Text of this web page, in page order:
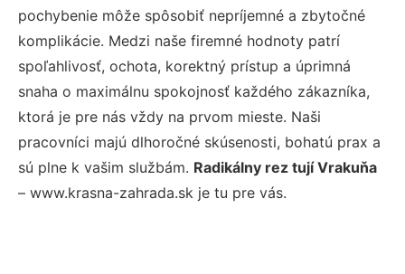
pochybenie môže spôsobiť nepríjemné a zbytočné
komplikácie. Medzi naše firemné hodnoty patrí
spoľahlivosť, ochota, korektný prístup a úprimná
snaha o maximálnu spokojnosť každého zákazníka,
ktorá je pre nás vždy na prvom mieste. Naši
pracovníci majú dlhoročné skúsenosti, bohatú prax a
sú plne k vašim službám. Radikálny rez tují Vrakuňa
– www.krasna-zahrada.sk je tu pre vás.